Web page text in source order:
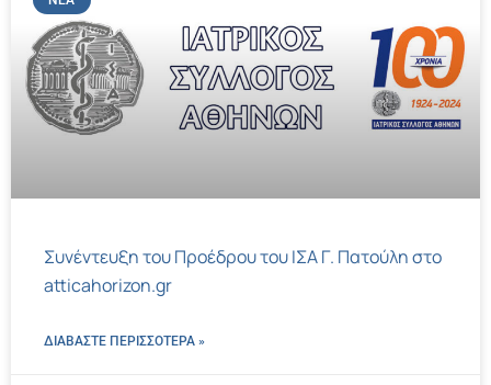
Συνέντευξη του Προέδρου του ΙΣΑ Γ. Πατούλη στο
atticahorizon.gr
ΔΙΑΒΑΣΤΕ ΠΕΡΙΣΣΌΤΕΡΑ »